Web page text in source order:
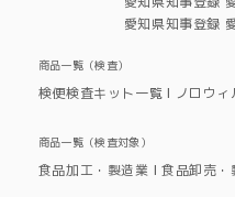
愛知県知事登録
商品一覧（検査）
検便検査キット一覧 ノロウ
商品一覧（検査対象）
食品加工・製造業 食品卸売・